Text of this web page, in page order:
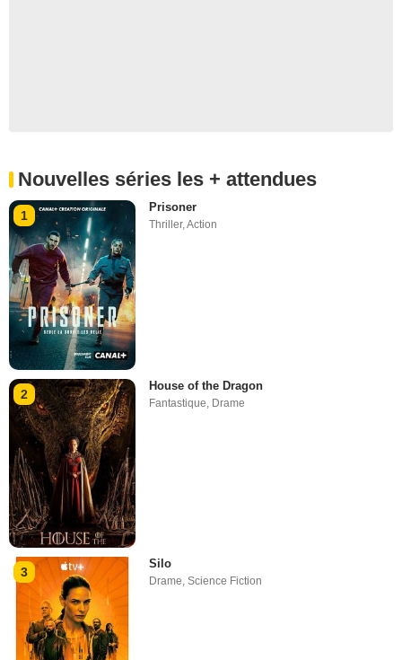
Nouvelles séries les + attendues
1
Prisoner
Thriller,Action
2
House of the Dragon
Fantastique Drame
3
Silo
Drame,Science Fiction